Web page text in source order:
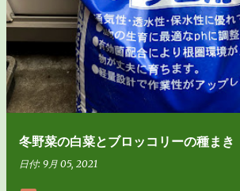
冬野菜の白菜とブロッコリーの種まき
日付: 9月 05, 2021